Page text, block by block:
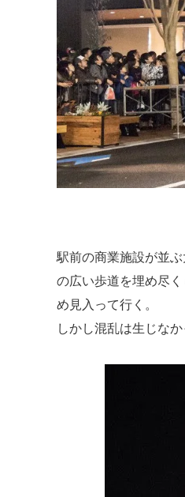
駅前の商業施設が並
の広い歩道を埋め尽
め見入って行く。
しかし混乱は生じな